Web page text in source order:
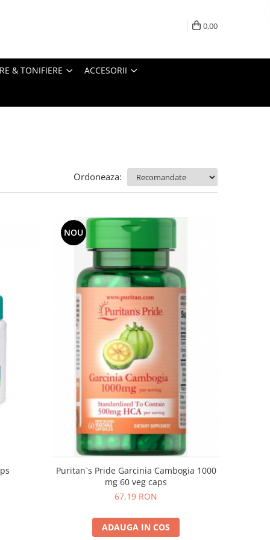
0,00
& TONIFIERE ACCESORII
Ordoneaza:
NOU
Puritan`s Pride Garcinia Cambogia 1000
mg 60 veg caps
67,19 RON
ADAUGA IN COS